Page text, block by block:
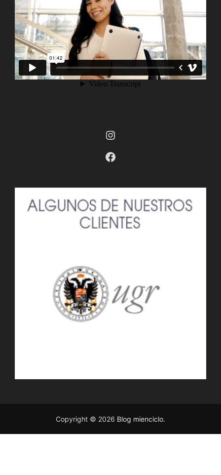
Instagram
Facebook
Copyright © 2026 Blog mienciclo.